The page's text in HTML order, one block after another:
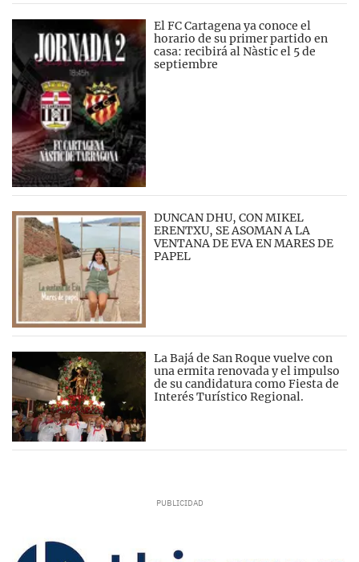
El FC Cartagena ya conoce el
horario de su primer partido en
casa: recibirá al Nàstic el 5 de
septiembre
DUNCAN DHU, CON MIKEL
ERENTXU, SE ASOMAN A LA
VENTANA DE EVA EN MARES DE
PAPEL
La Bajá de San Roque vuelve con
una ermita renovada y el impulso
de su candidatura como Fiesta de
Interés Turístico Regional.